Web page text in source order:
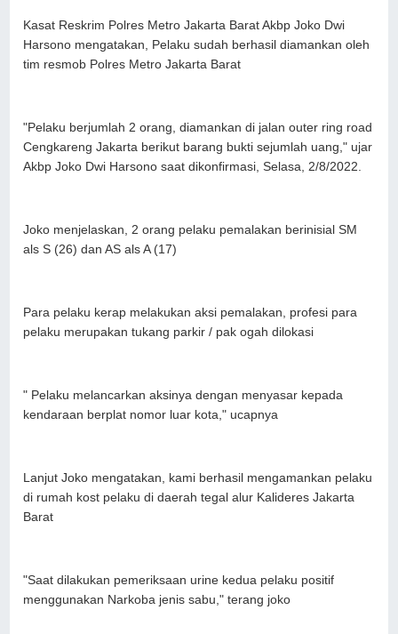
Kasat Reskrim Polres Metro Jakarta Barat Akbp Joko Dwi
Harsono mengatakan, Pelaku sudah berhasil diamankan oleh
tim resmob Polres Metro Jakarta Barat
"Pelaku berjumlah 2 orang, diamankan di jalan outer ring road
Cengkareng Jakarta berikut barang bukti sejumlah uang," ujar
Akbp Joko Dwi Harsono saat dikonfirmasi, Selasa, 2/8/2022.
Joko menjelaskan, 2 orang pelaku pemalakan berinisial SM
als S (26) dan AS als A (17)
Para pelaku kerap melakukan aksi pemalakan, profesi para
pelaku merupakan tukang parkir / pak ogah dilokasi
" Pelaku melancarkan aksinya dengan menyasar kepada
kendaraan berplat nomor luar kota," ucapnya
Lanjut Joko mengatakan, kami berhasil mengamankan pelaku
di rumah kost pelaku di daerah tegal alur Kalideres Jakarta
Barat
"Saat dilakukan pemeriksaan urine kedua pelaku positif
menggunakan Narkoba jenis sabu," terang joko